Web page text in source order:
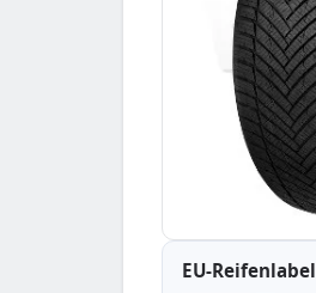
EU-Reifenlabel